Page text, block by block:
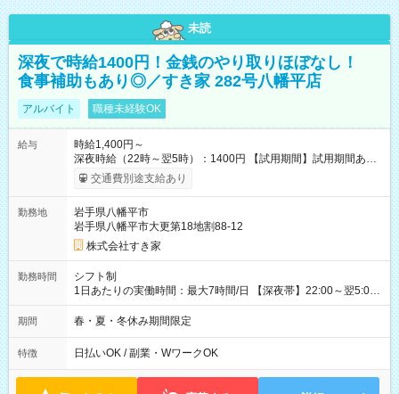
未読
深夜で時給1400円！金銭のやり取りほぼなし！
食事補助もあり◎／すき家 282号八幡平店
アルバイト 職種未経験OK
給与
時給1,400円～
深夜時給（22時～翌5時）：1400円 【試用期間】試用期間あり
試用期間の長さ：1ヶ月 雇用形態、給与は本採用時と同じです。
試用期間の実態は30日（※条件変更なし）ですが、切り上げで
同時給）
交通費別途支給あり
勤務地
岩手県八幡平市
岩手県八幡平市大更第18地割88-12
株式会社すき家
勤務時間
シフト制
1日あたりの実働時間：最大7時間/日 【深夜帯】22:00～翌5:00
週2日～・1日2h～OK◎ ※22:00から翌5:00までは18歳以上の方
のみ勤務可能です（18歳未満の深夜業務禁止のため） ★深夜で
す。 必ず、2名以上での勤務を行いますので、安心して働けま
す。
期間 春・夏・冬休み期間限定
特徴 日払いOK / 副業・WワークOK